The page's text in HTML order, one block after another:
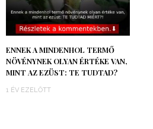
ENNEK A MINDENHOL TERMŐ
NÖVÉNYNEK OLYAN ÉRTÉKE VAN,
MINT AZ EZÜST: TE TUDTAD?
1 ÉV EZELŐTT